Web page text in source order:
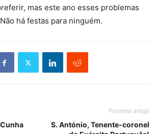
mas este ano esses problemas
há festas para ninguém.
Próximo artigo
S. António, Tenente-coronel